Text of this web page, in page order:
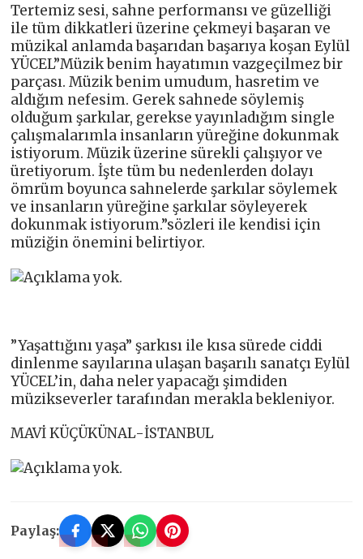
Tertemiz sesi, sahne performansı ve güzelliği
ile tüm dikkatleri üzerine çekmeyi başaran ve
müzikal anlamda başarıdan başarıya koşan Eylül
YÜCEL”Müzik benim hayatımın vazgeçilmez bir
parçası. Müzik benim umudum, hasretim ve
aldığım nefesim. Gerek sahnede söylemiş
olduğum şarkılar, gerekse yayınladığım single
çalışmalarımla insanların yüreğine dokunmak
istiyorum. Müzik üzerine sürekli çalışıyor ve
üretiyorum. İşte tüm bu nedenlerden dolayı
ömrüm boyunca sahnelerde şarkılar söylemek
ve insanların yüreğine şarkılar söyleyerek
dokunmak istiyorum.”sözleri ile kendisi için
müziğin önemini belirtiyor.
”Yaşattığını yaşa” şarkısı ile kısa sürede ciddi
dinlenme sayılarına ulaşan başarılı sanatçı Eylül
YÜCEL’in, daha neler yapacağı şimdiden
müzikseverler tarafından merakla bekleniyor.
MAVİ KÜÇÜKÜNAL-İSTANBUL
Paylaş: